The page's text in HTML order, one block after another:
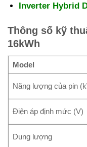
Inverter Hybrid
Thông số kỹ
16kWh
Model
Năng lượng của pin
Điện áp định mức (V)
Dung lượng